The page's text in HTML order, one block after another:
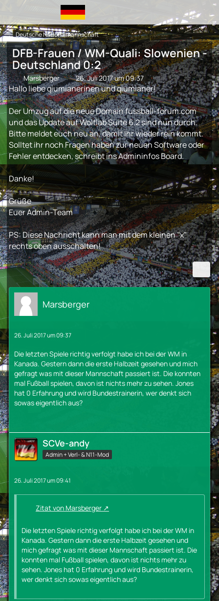
Deutsche Nationalmannschaft
DFB-Frauen / WM-Quali: Slowenien -
Deutschland 0:2
Marsberger 26. Juli 2017 um 09:37
Hallo liebe qiumianerinen und qiumianer!
Der Umzug auf die neue Domain fussball-forum.com
und das Update auf Woltlab Suite 6.2 sind nun durch.
Bitte meldet euch neu an, damit ihr wieder rein kommt.
Solltet ihr noch Fragen haben zur neuen Software oder
Fehler entdecken, schreibt ins Admininfos Board.
Danke!
Grüße
Euer Admin-Team
PS: Diese Nachricht kann man mit dem kleinen "x"
rechts oben ausschalten!
Marsberger
26. Juli 2017 um 09:37
Die letzten Spiele richtig verfolgt habe ich bei der WM in
Kanada. Gestern dann die erste Halbzeit gesehen und mich
gefragt was mit dieser Mannschaft passiert ist. Die konnten
mal Fußball spielen, davon ist nichts mehr zu sehen. Jones
hat 0 Erfahrung und wird Bundestrainerin, wer denkt sich
sowas eigentlich aus?
SCVe-andy
Admin + Verl- & N11-Mod
26. Juli 2017 um 09:41
Zitat von Marsberger
Die letzten Spiele richtig verfolgt habe ich bei der WM in
Kanada. Gestern dann die erste Halbzeit gesehen und
mich gefragt was mit dieser Mannschaft passiert ist. Die
konnten mal Fußball spielen, davon ist nichts mehr zu
sehen. Jones hat 0 Erfahrung und wird Bundestrainerin,
wer denkt sich sowas eigentlich aus?